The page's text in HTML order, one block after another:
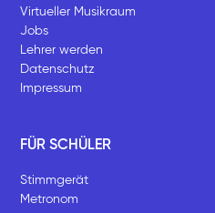
Virtueller Musikraum
Jobs
Lehrer werden
Datenschutz
Impressum
FÜR SCHÜLER
Stimmgerät
Metronom